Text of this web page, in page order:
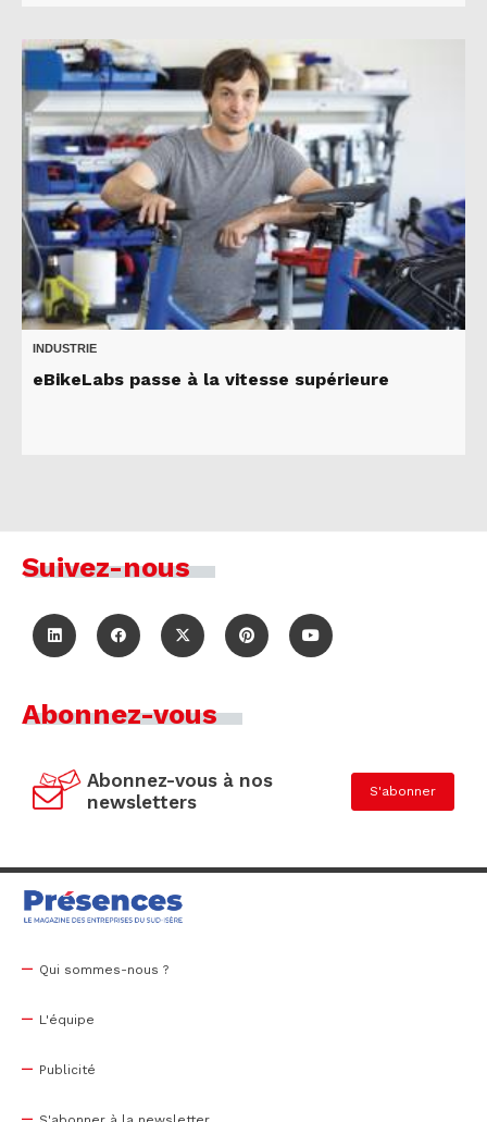
INDUSTRIE
eBikeLabs passe à la vitesse supérieure
Suivez-nous
Abonnez-vous
Abonnez-vous à nos
newsletters
S'abonner
Qui sommes-nous ?
L'équipe
Publicité